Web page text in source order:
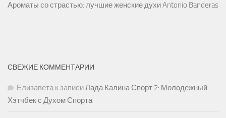
Ароматы со страстью: лучшие женские духи Antonio Banderas
СВЕЖИЕ КОММЕНТАРИИ
Елизаветак записиЛада Калина Спорт 2: Молодежный
Хэтчбек с Духом Спорта